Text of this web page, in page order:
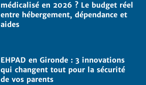
médicalisé en 2026 ? Le budget réel
entre hébergement, dépendance et
aides
EHPAD en Gironde : 3 innovations
qui changent tout pour la sécurité
de vos parents